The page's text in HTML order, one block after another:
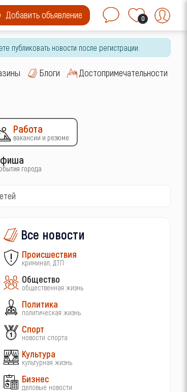
Добавить объявление 0
новости после регистрации.
Блоги Достопримечательности
Работа
вакансии и резюме
города
Все новости
Происшествия
криминал, ДТП
Общество
общественная жизнь
Политика
политическая жизнь
Спорт
новости спорта
Культура
культурная жизнь
Бизнес
деловые новости